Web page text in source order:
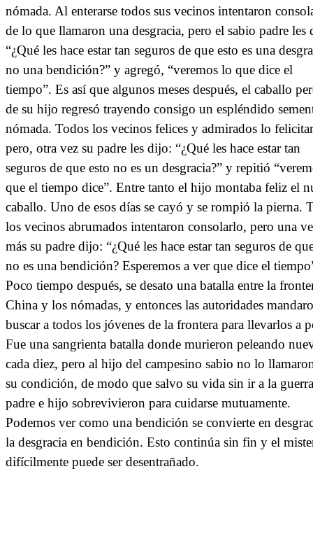
nómada. Al enterarse todos sus vecinos intentaron
de lo que llamaron una desgracia, pero el sabio padre les
“¿Qué les hace estar tan seguros de que esto es una
no una bendición?” y agregó, “veremos lo que dice el
tiempo”. Es así que algunos meses después, el caballo
de su hijo regresó trayendo consigo un espléndido
nómada. Todos los vecinos felices y admirados lo
pero, otra vez su padre les dijo: “¿Qué les hace estar tan
seguros de que esto no es un desgracia?” y repitió
que el tiempo dice”. Entre tanto el hijo montaba feliz el
caballo. Uno de esos días se cayó y se rompió la pierna.
los vecinos abrumados intentaron consolarlo, pero una
más su padre dijo: “¿Qué les hace estar tan seguros de
no es una bendición? Esperemos a ver que dice el
Poco tiempo después, se desato una batalla entre la
China y los nómadas, y entonces las autoridades
buscar a todos los jóvenes de la frontera para llevarlos a
Fue una sangrienta batalla donde murieron peleando
cada diez, pero al hijo del campesino sabio no lo
su condición, de modo que salvo su vida sin ir a la
padre e hijo sobrevivieron para cuidarse mutuamente.
Podemos ver como una bendición se convierte en
la desgracia en bendición. Esto continúa sin fin y el
difícilmente puede ser desentrañado.